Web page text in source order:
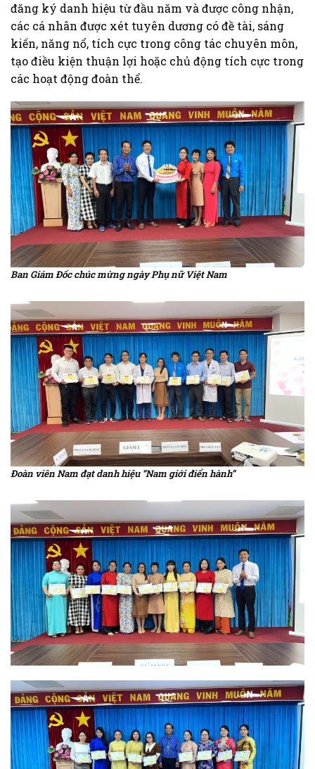
đăng ký danh hiệu từ đầu năm và được công nhận,
các cá nhân được xét tuyên dương có đề tài, sáng
kiến, năng nổ, tích cực trong công tác chuyên môn,
tạo điều kiện thuận lợi hoặc chủ động tích cực trong
các hoạt động đoàn thể.
Ban Giám Đốc chúc mừng ngày Phụ nữ Việt Nam
Đoàn viên Nam đạt danh hiệu “Nam giới điển hành”